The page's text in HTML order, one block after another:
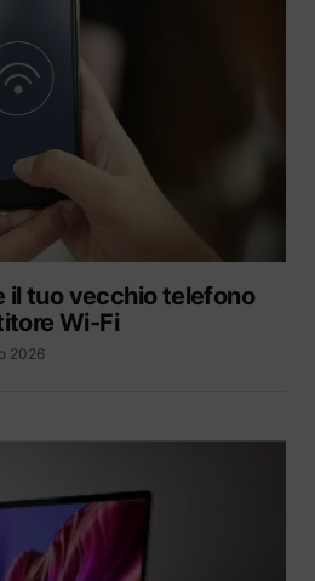
il tuo vecchio telefono
Wi-Fi
2026